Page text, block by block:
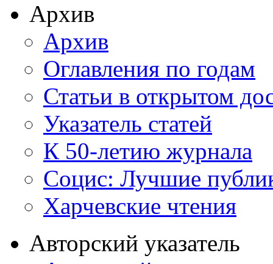
Архив
Архив
Оглавления по годам
Статьи в открытом
Указатель статей
К 50-летию журнала
Социс: Лучшие
Харчевские чтения
Авторский указатель